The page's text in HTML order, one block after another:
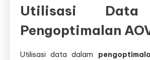
Utilisasi
Pengoptimalan
Utilisasi data dalam